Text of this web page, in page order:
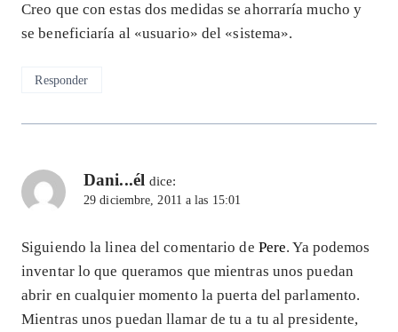
Creo que con estas dos medidas se ahorraría mucho y
se beneficiaría al «usuario» del «sistema».
Responder
Dani...él dice:
29 diciembre, 2011 a las 15:01
Siguiendo la linea del comentario de Pere. Ya podemos
inventar lo que queramos que mientras unos puedan
abrir en cualquier momento la puerta del parlamento.
Mientras unos puedan llamar de tu a tu al presidente,